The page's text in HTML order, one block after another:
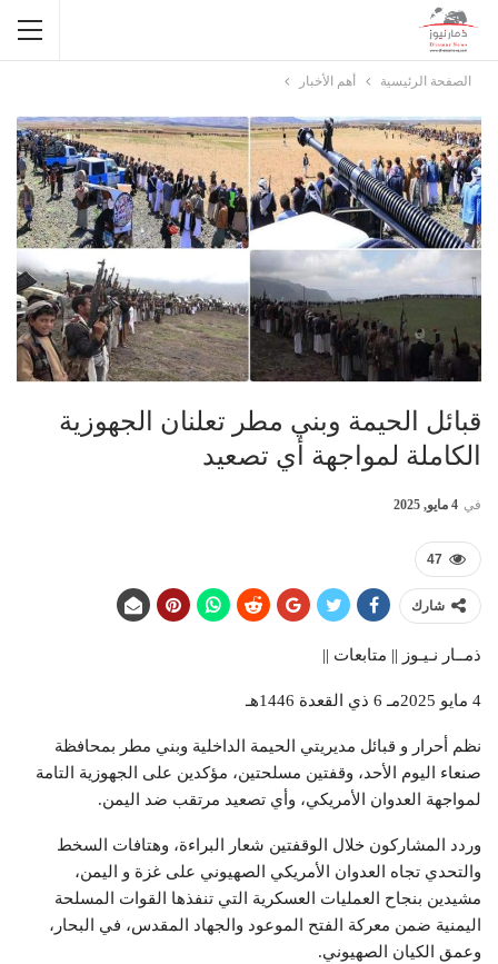
الصفحة الرئيسية أهم الأخبار
قبائل الحيمة وبني مطر تعلنان الجهوزية
الكاملة لمواجهة أي تصعيد
في 4 مايو, 2025
47
شارك
ذمــار نـيـوز || متابعات ||
4 مايو 2025مـ 6 ذي القعدة 1446هـ
نظم أحرار و قبائل مديريتي الحيمة الداخلية وبني مطر بمحافظة
صنعاء اليوم الأحد، وقفتين مسلحتين، مؤكدين على الجهوزية التامة
لمواجهة العدوان الأمريكي، وأي تصعيد مرتقب ضد اليمن.
وردد المشاركون خلال الوقفتين شعار البراءة، وهتافات السخط
والتحدي تجاه العدوان الأمريكي الصهيوني على غزة و اليمن،
مشيدين بنجاح العمليات العسكرية التي تنفذها القوات المسلحة
اليمنية ضمن معركة الفتح الموعود والجهاد المقدس، في البحار،
وعمق الكيان الصهيوني.